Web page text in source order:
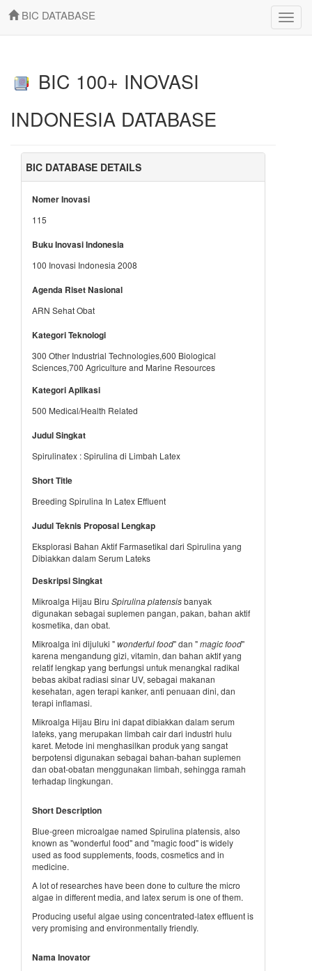
Toggle
BIC DATABASE
BIC 100+ INOVASI
INDONESIA DATABASE
BIC DATABASE DETAILS
Nomer Inovasi
115
Buku Inovasi Indonesia
100 Inovasi Indonesia 2008
Agenda Riset Nasional
ARN Sehat Obat
Kategori Teknologi
300 Other Industrial Technologies,600 Biological
Sciences,700 Agriculture and Marine Resources
Kategori Aplikasi
500 Medical/Health Related
Judul Singkat
Spirulinatex : Spirulina di Limbah Latex
Short Title
Breeding Spirulina In Latex Effluent
Judul Teknis Proposal Lengkap
Eksplorasi Bahan Aktif Farmasetikal dari Spirulina yang
Dibiakkan dalam Serum Lateks
Deskripsi Singkat
Mikroalga Hijau Biru Spirulina platensisbanyak
digunakan sebagai suplemen pangan, pakan, bahan aktif
kosmetika, dan obat.
Mikroalga ini dijuluki "wonderful food" dan "magic food"
karena mengandung gizi, vitamin, dan bahan aktif yang
relatif lengkap yang berfungsi untuk menangkal radikal
bebas akibat radiasi sinar UV, sebagai makanan
kesehatan, agen terapi kanker, anti penuaan dini, dan
terapi inflamasi.
Mikroalga Hijau Biru ini dapat dibiakkan dalam serum
lateks, yang merupakan limbah cair dari industri hulu
karet. Metode ini menghasilkan produk yang sangat
berpotensi digunakan sebagai bahan-bahan suplemen
dan obat-obatan menggunakan limbah, sehingga ramah
terhadap lingkungan.
Short Description
Blue-green microalgae named Spirulina platensis, also
known as "wonderful food" and "magic food" is widely
used as food supplements, foods, cosmetics and in
medicine.
A lot of researches have been done to culture the micro
algae in different media, and latex serum is one of them.
Producing useful algae using concentrated-latex effluent is
very promising and environmentally friendly.
Nama Inovator